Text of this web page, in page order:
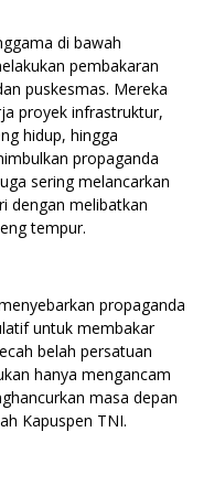
di bawah
pembakaran
puskesmas. Mereka
proyek infrastruktur,
hidup, hingga
propaganda
sering melancarkan
dengan melibatkan
tempur.
propaganda
untuk membakar
belah persatuan
hanya mengancam
masa depan
Kapuspen TNI.